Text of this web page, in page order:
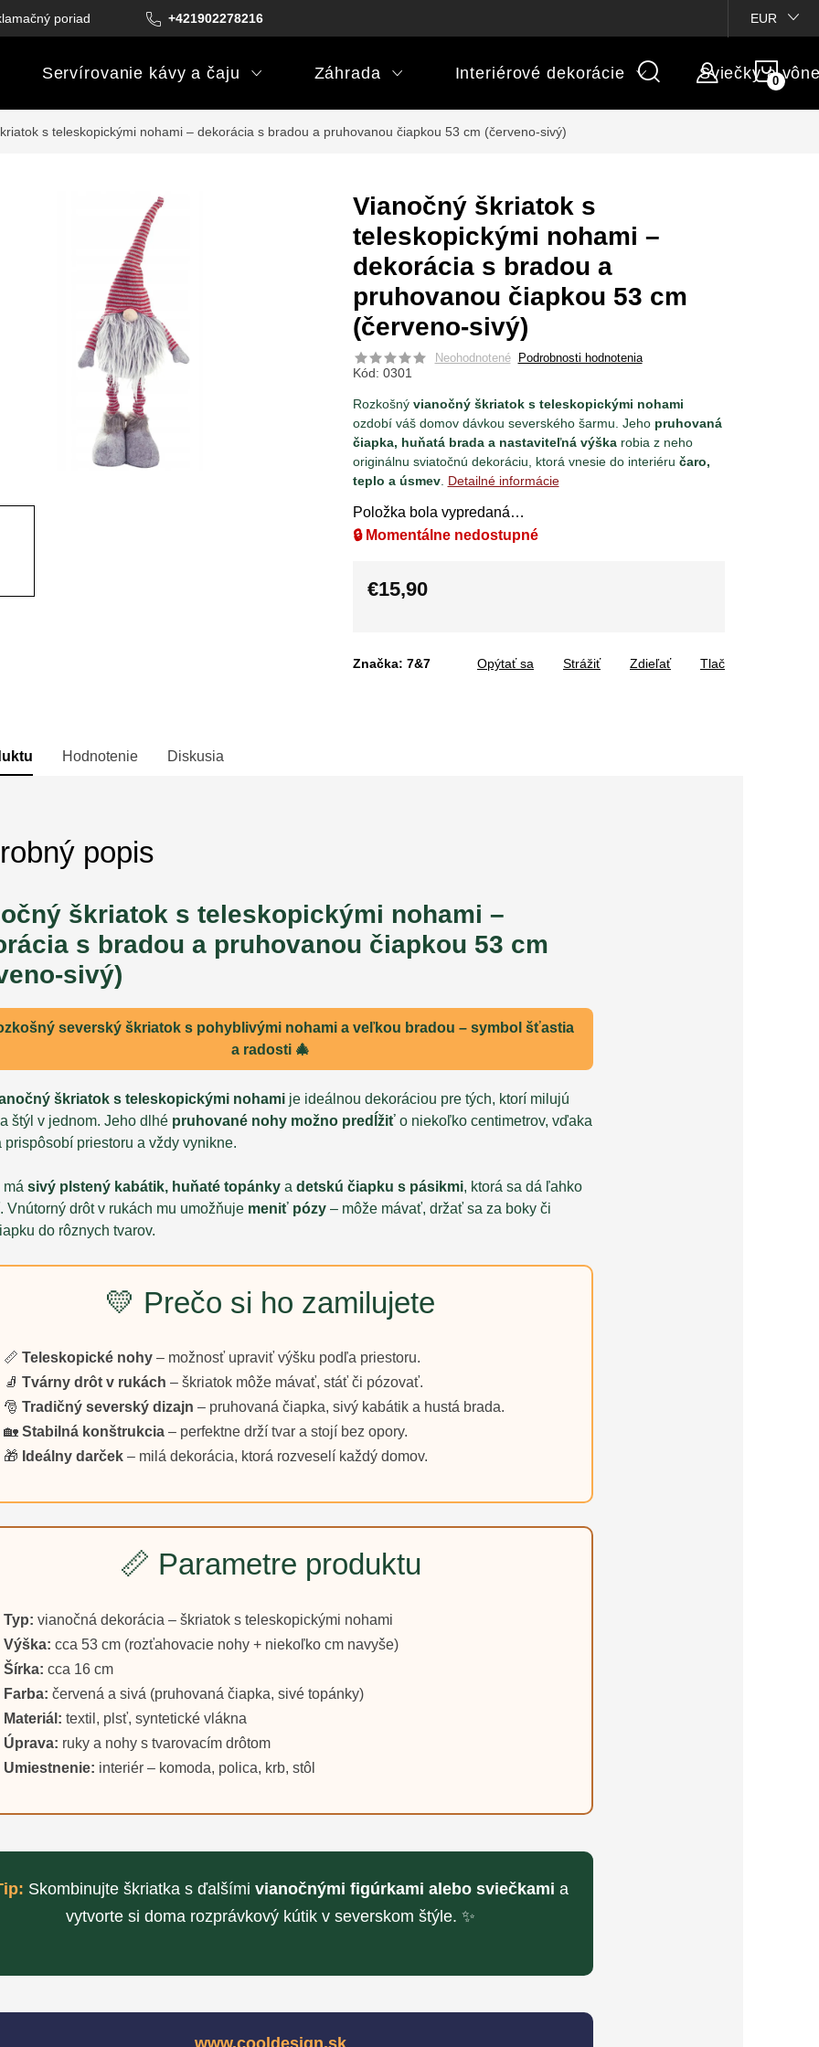
+421902278216
poriadok Podmienky darčekových poukazov Vlastné popisy produktov
EUR
Servírovanie kávy a čaju Záhrada Interiérové dekorácie Sviečky a
s teleskopickými nohami – dekorácia s bradou a pruhovanou čiapkou 53 cm (červeno-sivý)
Vianočný škriatok s
teleskopickými nohami –
dekorácia s bradou a
pruhovanou čiapkou 53 cm
(červeno-sivý)
Neohodnotené Podrobnosti hodnotenia
Kód: 0301
Rozkošný vianočný škriatok s teleskopickými nohami
ozdobí váš domov dávkou severského šarmu. Jeho pruhovaná
čiapka, huňatá brada a nastaviteľná výškarobia z neho
originálnu sviatočnú dekoráciu, ktorá vnesie do interiéru čaro,
teplo a úsmev. Detailné informácie
Položka bola vypredaná…
🔒 Momentálne nedostupné
€15,90
Značka: 7&7 Tlač
Opýtať sa Strážiť Zdieľať
Hodnotenie Diskusia
popis
škriatok s teleskopickými nohami –
s bradou a pruhovanou čiapkou 53 cm
sivý)
severský škriatok s pohyblivými nohami a veľkou bradou – symbol šťastia
a radosti 🎄
škriatok s teleskopickými nohami je ideálnou dekoráciou pre tých, ktorí milujú
štýl v jednom. Jeho dlhé pruhované nohy možno predĺžiť o niekoľko centimetrov, vďaka
prispôsobí priestoru a vždy vynikne.
má sivý plstený kabátik, huňaté topánky a detskú čiapku s pásikmi, ktorá sa dá ľahko
Vnútorný drôt v rukách mu umožňuje meniť pózy – môže mávať, držať sa za boky či
do rôznych tvarov.
💛 Prečo si ho zamilujete
📏 Teleskopické nohy – možnosť upraviť výšku podľa priestoru.
🧦 Tvárny drôt v rukách – škriatok môže mávať, stáť či pózovať.
🎅 Tradičný severský dizajn – pruhovaná čiapka, sivý kabátik a hustá brada.
🏡 Stabilná konštrukcia – perfektne drží tvar a stojí bez opory.
🎁 Ideálny darček – milá dekorácia, ktorá rozveselí každý domov.
📏 Parametre produktu
Typ: vianočná dekorácia – škriatok s teleskopickými nohami
Výška: cca 53 cm (rozťahovacie nohy + niekoľko cm navyše)
Šírka: cca 16 cm
Farba: červená a sivá (pruhovaná čiapka, sivé topánky)
Materiál: textil, plsť, syntetické vlákna
Úprava: ruky a nohy s tvarovacím drôtom
Umiestnenie: interiér – komoda, polica, krb, stôl
Skombinujte škriatka s ďalšími vianočnými figúrkami alebo sviečkami a
vytvorte si doma rozprávkový kútik v severskom štýle. ✨
www.cooldesign.sk